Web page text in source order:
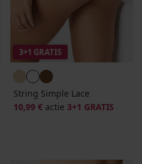
3+1 GRATIS
String Simple Lace
10,99 € actie 3+1 GRATIS